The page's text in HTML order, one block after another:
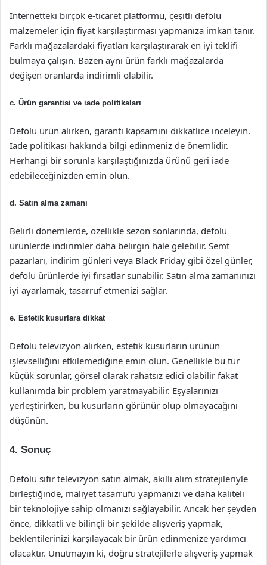
İnternetteki birçok e-ticaret platformu, çeşitli defolu
malzemeler için fiyat karşılaştırması yapmanıza imkan tanır.
Farklı mağazalardaki fiyatları karşılaştırarak en iyi teklifi
bulmaya çalışın. Bazen aynı ürün farklı mağazalarda
değişen oranlarda indirimli olabilir.
c. Ürün garantisi ve iade politikaları
Defolu ürün alırken, garanti kapsamını dikkatlice inceleyin.
İade politikası hakkında bilgi edinmeniz de önemlidir.
Herhangi bir sorunla karşılaştığınızda ürünü geri iade
edebileceğinizden emin olun.
d. Satın alma zamanı
Belirli dönemlerde, özellikle sezon sonlarında, defolu
ürünlerde indirimler daha belirgin hale gelebilir. Semt
pazarları, indirim günleri veya Black Friday gibi özel günler,
defolu ürünlerde iyi fırsatlar sunabilir. Satın alma zamanınızı
iyi ayarlamak, tasarruf etmenizi sağlar.
e. Estetik kusurlara dikkat
Defolu televizyon alırken, estetik kusurların ürünün
işlevselliğini etkilemediğine emin olun. Genellikle bu tür
küçük sorunlar, görsel olarak rahatsız edici olabilir fakat
kullanımda bir problem yaratmayabilir. Eşyalarınızı
yerleştirirken, bu kusurların görünür olup olmayacağını
düşünün.
4. Sonuç
Defolu sıfır televizyon satın almak, akıllı alım stratejileriyle
birleştiğinde, maliyet tasarrufu yapmanızı ve daha kaliteli
bir teknolojiye sahip olmanızı sağlayabilir. Ancak her şeyden
önce, dikkatli ve bilinçli bir şekilde alışveriş yapmak,
beklentilerinizi karşılayacak bir ürün edinmenize yardımcı
olacaktır. Unutmayın ki, doğru stratejilerle alışveriş yapmak